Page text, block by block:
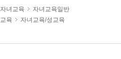
자녀교육
자녀교육일반
교육 자녀교육/성교육